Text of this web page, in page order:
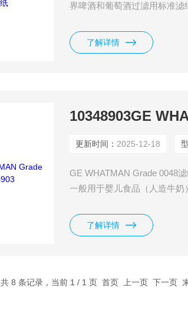
界啤酒和葡萄酒过滤用标准
度、酒精度、二氧化碳、以及
纸优异质量有利于啤酒和葡萄
了解详情
10348903GE
更新时间： 2025-12-18
GE WHATMAN Grade 0048
一般用于婴儿食品（人造牛奶
了解详情
共 8 条记录，当前 1 / 1 页 首页 上一页 下一页